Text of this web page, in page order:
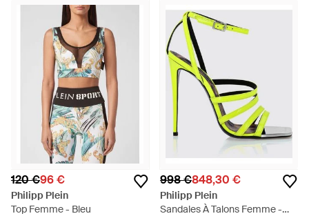
120 €96 €
Philipp Plein
Top Femme - Bleu
998 €848,30 €
Philipp Plein
Sandales À Talons Femme -